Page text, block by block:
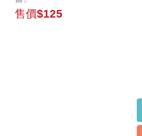
售價$125